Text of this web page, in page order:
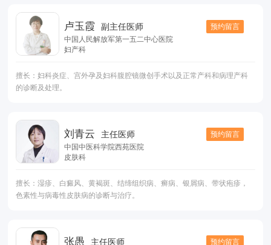
卢玉霞 副主任医师
预约留言
中国人民解放军第一五二中心医院
妇产科
擅长：妇科炎症、宫外孕及妇科腹腔镜微创手术以及正常产科和病理产科
的诊断及处理。
刘青云 主任医师
预约留言
中国中医科学院西苑医院
皮肤科
擅长：湿疹、白癜风、黄褐斑、结缔组织病、癣病、银屑病、带状疱疹，
色素性与病毒性皮肤病的诊断与治疗。
张愚 主任医师
预约留言